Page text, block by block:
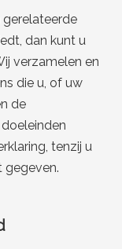
dan kunt u
verzamelen en
die u, of uw
de
tenzij u